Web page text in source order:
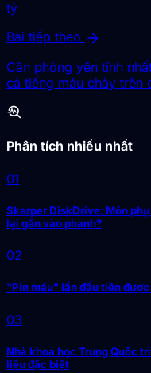
tỷ
Bài tiếp theo arrow_forward
Căn phòng yên tĩnh
cả tiếng máu chảy trên
troubleshoot
Phân tích nhiều nhất
01
Skarper DiskDrive: Món
lại gắn vào phanh?
02
"Pin máu" lần đầu tiên
03
Nhà khoa học Trung Quốc
liệu đặc biệt